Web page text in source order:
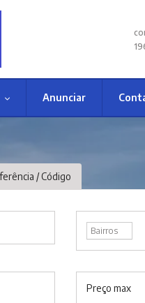
Anunciar
/ Código
Bairros
Preço max